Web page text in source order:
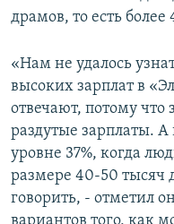
драмов, то есть
«Нам не удалось
высоких зарплат в
отвечают, потому
раздутые зарплаты. А
уровне 37%, когда
размере 40-50 тысяч
говорить, - отметил